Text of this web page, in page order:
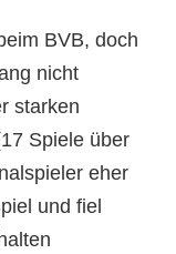
BVB, doch
nicht
starken
Spiele über
eher
und fiel